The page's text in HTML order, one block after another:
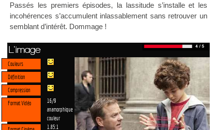
Passés les premiers épisodes, la lassitude s’installe et les
incohérences s’accumulent inlassablement sans retrouver un
semblant d’intérêt. Dommage !
L'image
Couleurs
Définition
Compression
Format Vidéo
16/9
anamorphique
couleur
1.85:1